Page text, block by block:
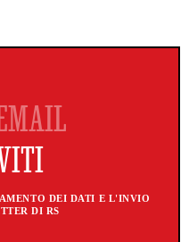
DEI DATI E L'INVIO
DI RS